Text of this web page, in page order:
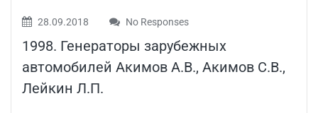
28.09.2018 No Responses
1998. Генераторы зарубежных
автомобилей Акимов А.В., Акимов С.В.,
Лейкин Л.П.